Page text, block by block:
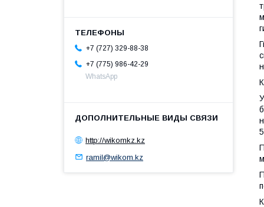
+7 (727) 329-88-38
+7 (775) 986-42-29
WhatsApp
http://wikomkz.kz
ramil@wikom.kz